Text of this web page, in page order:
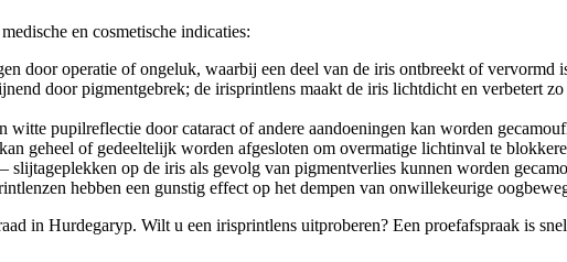
en cosmetische indicaties:
door operatie of ongeluk, waarbij een deel van de iris ontbreekt of vervormd
door pigmentgebrek; de irisprintlens maakt de iris lichtdicht en verbetert zo
witte pupilreflectie door cataract of andere aandoeningen kan worden
geheel of gedeeltelijk worden afgesloten om overmatige lichtinval te
slijtageplekken op de iris als gevolg van pigmentverlies kunnen worden
hebben een gunstig effect op het dempen van onwillekeurige
in Hurdegaryp. Wilt u een irisprintlens uitproberen? Een proefafspraak is